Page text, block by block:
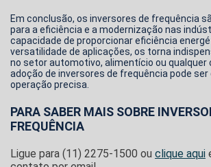
Em conclusão, os inversores de frequência
para a eficiência e a modernização nas
capacidade de proporcionar eficiência
versatilidade de aplicações, os torna
no setor automotivo, alimentício ou qualquer
adoção de inversores de frequência pode ser
operação precisa.
PARA SABER MAIS SOBRE
FREQUÊNCIA
Ligue para (11) 2275-1500 ou clique aqui